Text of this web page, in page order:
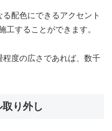
配色にできるアクセント
工することができます。
度の広さであれば、数千
り外し